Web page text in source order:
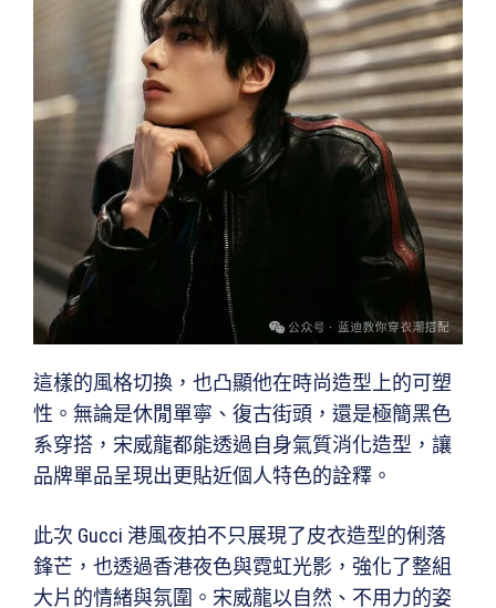
這樣的風格切換，也凸顯他在時尚造型上的可塑
性。無論是休閒單寧、復古街頭，還是極簡黑色
系穿搭，宋威龍都能透過自身氣質消化造型，讓
品牌單品呈現出更貼近個人特色的詮釋。
此次 Gucci 港風夜拍不只展現了皮衣造型的俐落
鋒芒，也透過香港夜色與霓虹光影，強化了整組
大片的情緒與氛圍。宋威龍以自然、不用力的姿